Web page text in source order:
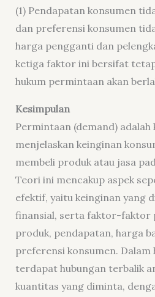
(1) Pendapatan konsumen
dan preferensi konsumen
harga pengganti dan
ketiga faktor ini bersifat
hukum permintaan akan
Kesimpulan
Permintaan (demand)
menjelaskan keinginan
membeli produk atau jasa
Teori ini mencakup aspek
efektif, yaitu keinginan yang
finansial, serta faktor-faktor
produk, pendapatan, harga
preferensi konsumen. Dalam
terdapat hubungan terbalik
kuantitas yang diminta,